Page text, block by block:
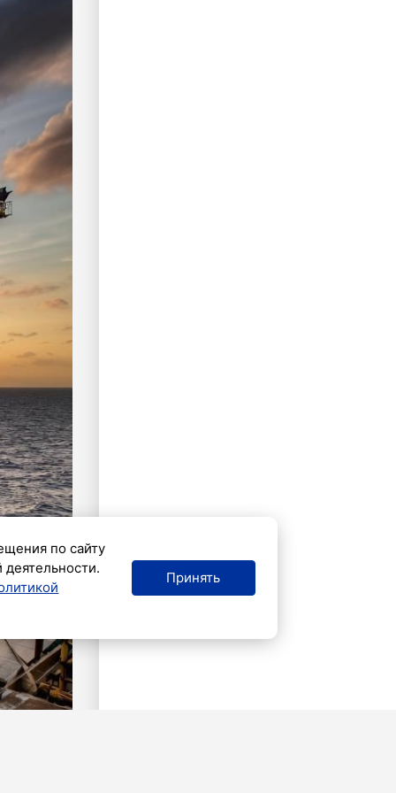
по сайту
Принять